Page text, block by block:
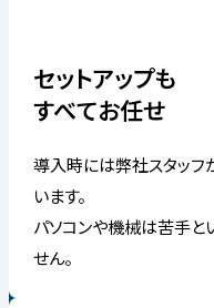
セットアップも
すべてお任せ
導入時には弊社スタッフ
います。
パソコンや機械は苦手と
せん。